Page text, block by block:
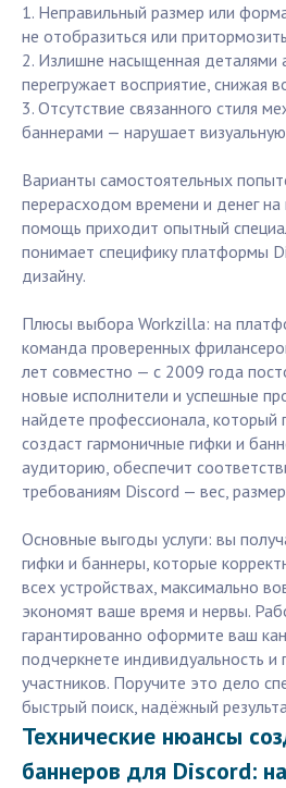
1. Неправильный размер или
не отобразиться или
2. Излишне насыщенная деталями
перегружает восприятие, снижая
3. Отсутствие связанного стиля
баннерами — нарушает
Варианты самостоятельных
перерасходом времени и денег на
помощь приходит опытный
понимает специфику платформы
дизайну.
Плюсы выбора Workzilla: на
команда проверенных
лет совместно — с 2009 года
новые исполнители и успешные
найдете профессионала, который
создаст гармоничные гифки и
аудиторию, обеспечит
требованиям Discord — вес,
Основные выгоды услуги: вы
гифки и баннеры, которые
всех устройствах, максимально
экономят ваше время и нервы.
гарантированно оформите ваш
подчеркнете индивидуальность и
участников. Поручите это дело
быстрый поиск, надёжный
Технические нюансы
баннеров для Discord: